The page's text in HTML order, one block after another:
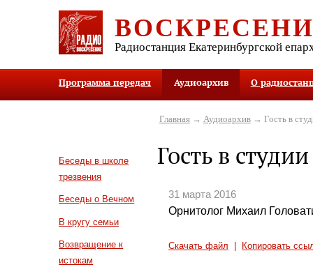
Радиостанция Екатеринбургской
Программа передач Аудиоархив О
Беседы в школе
трезвения
Беседы о Вечном
В кругу семьи
Возвращение к
истокам
Главная→ Аудиоархив→ Гость в
Гость в студии
31 марта 2016
Орнитолог Михаил
Скачать файл Копировать